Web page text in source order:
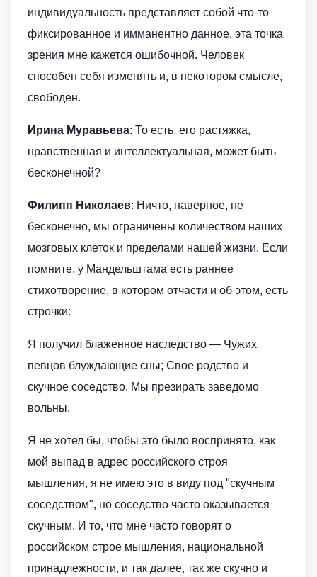
индивидуальность представляет собой что-то
фиксированное и имманентно данное, эта точка
зрения мне кажется ошибочной. Человек
способен себя изменять и, в некотором смысле,
свободен.
Ирина Муравьева: То есть, его растяжка,
нравственная и интеллектуальная, может быть
бесконечной?
Филипп Николаев: Ничто, наверное, не
бесконечно, мы ограничены количеством наших
мозговых клеток и пределами нашей жизни. Если
помните, у Мандельштама есть раннее
стихотворение, в котором отчасти и об этом, есть
строчки:
Я получил блаженное наследство — Чужих
певцов блуждающие сны; Свое родство и
скучное соседство. Мы презирать заведомо
вольны.
Я не хотел бы, чтобы это было воспринято, как
мой выпад в адрес российского строя
мышления, я не имею это в виду под "скучным
соседством", но соседство часто оказывается
скучным. И то, что мне часто говорят о
российском строе мышления, национальной
принадлежности, и так далее, так же скучно и